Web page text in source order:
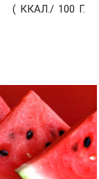
( ККАЛ./ 100 Г.